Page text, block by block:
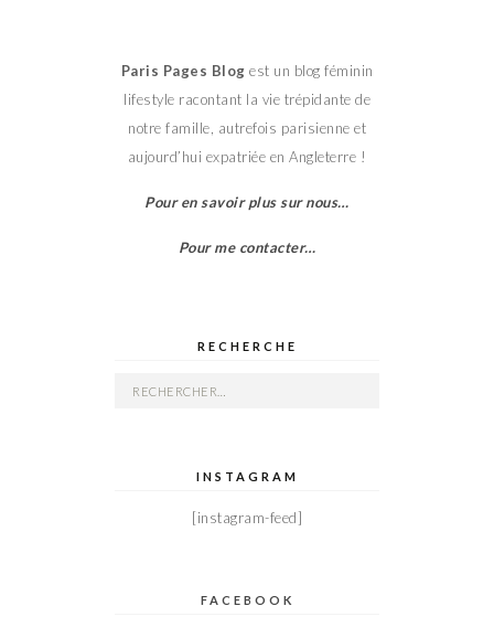
Paris Pages Blog est un blog féminin
lifestyle racontant la vie trépidante de
notre famille, autrefois parisienne et
aujourd’hui expatriée en Angleterre !
Pour en savoir plus sur nous…
Pour me contacter…
RECHERCHE
Rechercher :
INSTAGRAM
[instagram-feed]
FACEBOOK